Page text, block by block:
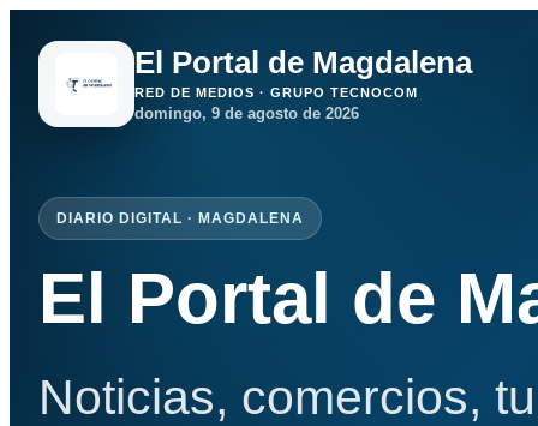
El Portal de Magdalena
RED DE MEDIOS · GRUPO TECNOCOM
domingo, 9 de agosto de 2026
DIARIO DIGITAL · MAGDALENA
El Portal de
Noticias, comercios,